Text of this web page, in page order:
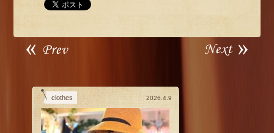
clothes 2026.4.9